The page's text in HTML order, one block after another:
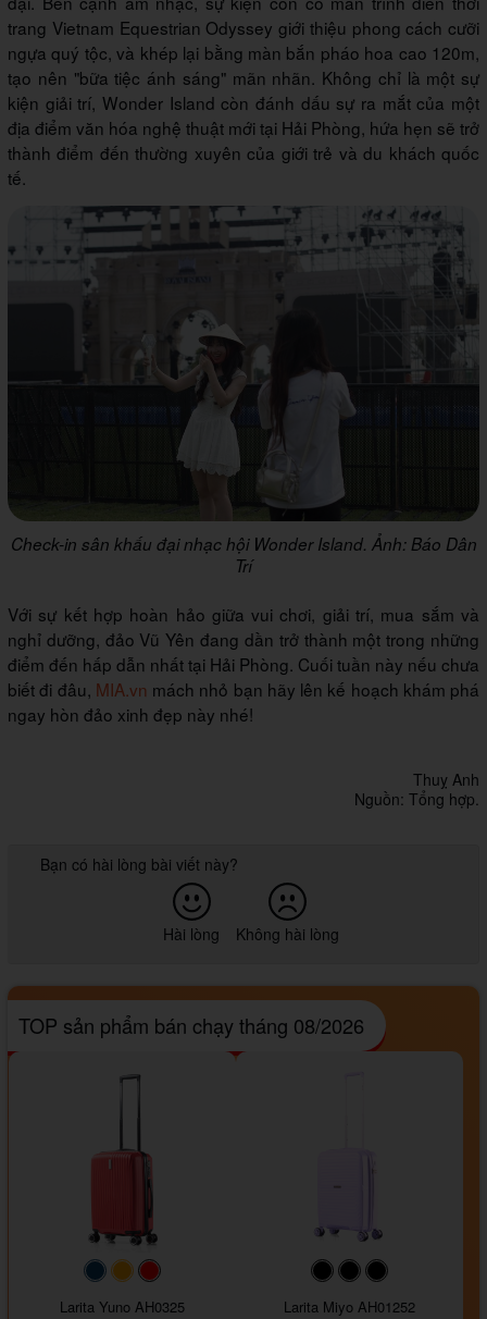
trang Vietnam Equestrian Odyssey giới thiệu phong cách cưỡi
ngựa quý tộc, và khép lại bằng màn bắn pháo hoa cao 120m,
tạo nên "bữa tiệc ánh sáng" mãn nhãn. Không chỉ là một sự
kiện giải trí, Wonder Island còn đánh dấu sự ra mắt của một
địa điểm văn hóa nghệ thuật mới tại Hải Phòng, hứa hẹn sẽ trở
thành điểm đến thường xuyên của giới trẻ và du khách quốc
tế.
Check-in sân khấu đại nhạc hội Wonder Island. Ảnh: Báo Dân
Trí
Với sự kết hợp hoàn hảo giữa vui chơi, giải trí, mua sắm và
nghỉ dưỡng, đảo Vũ Yên đang dần trở thành một trong những
điểm đến hấp dẫn nhất tại Hải Phòng. Cuối tuần này nếu chưa
biết đi đâu, MIA.vn mách nhỏ bạn hãy lên kế hoạch khám phá
ngay hòn đảo xinh đẹp này nhé!
Thuỵ Anh
Nguồn: Tổng hợp.
Bạn có hài lòng bài viết này?
Hài lòng Không hài lòng
TOP sản phẩm bán chạy tháng 08/2026
#093f69#ffa500
Larita Yuno AH0325
#000000#000000
Larita Miyo AH01252